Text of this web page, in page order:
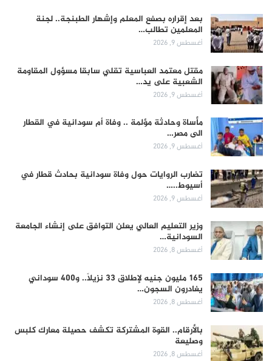
بعد إقراره بصفع المعلم وإشهار الطبنجة.. لجنة
المعلمين تطالب…
أغسطس 9, 2026
مقتل معتمد العباسية تقلي سابقا مسؤول المقاومة
الشعبية على يد…
أغسطس 9, 2026
مأساة وحادثة مؤلمة .. وفاة أم سودانية في القطار
الى مصر…
أغسطس 9, 2026
تضارب الروايات حول وفاة سودانية بحادث قطار في
أسيوط..…
أغسطس 9, 2026
وزير التعليم العالي يعلن التوافق على إنشاء الجامعة
السودانية…
أغسطس 8, 2026
165 مليون جنيه لإطلاق 33 نزيلاً.. و400 سوداني
يغادرون السجون…
أغسطس 8, 2026
بالأرقام.. القوة المشتركة تكشف حصيلة معارك كلبس
وصليعة
أغسطس 8, 2026